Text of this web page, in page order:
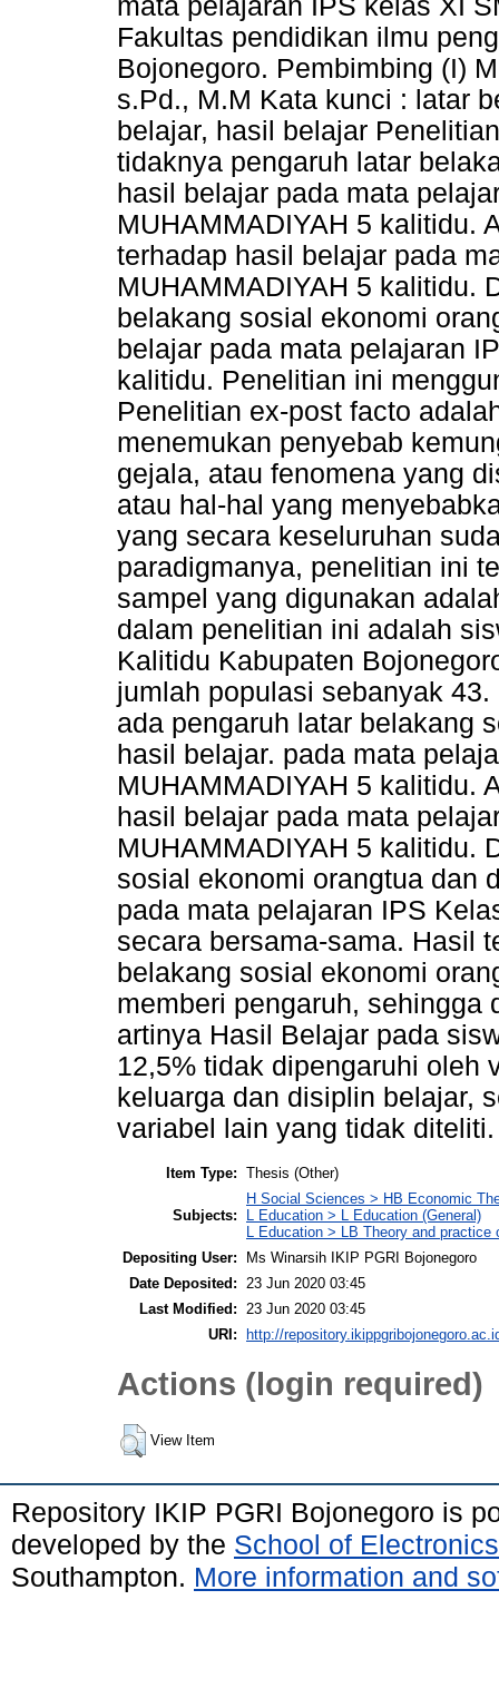
mata pelajaran IPS kelas XI
Fakultas pendidikan ilmu
Bojonegoro. Pembimbing (I)
s.Pd., M.M Kata kunci : latar
belajar, hasil belajar
tidaknya pengaruh latar
hasil belajar pada mata
MUHAMMADIYAH 5 kalitidu.
terhadap hasil belajar pada
MUHAMMADIYAH 5 kalitidu.
belakang sosial ekonomi
belajar pada mata pelajaran
kalitidu. Penelitian ini
Penelitian ex-post facto
menemukan penyebab
gejala, atau fenomena yang
atau hal-hal yang
yang secara keseluruhan
paradigmanya, penelitian ini
sampel yang digunakan
dalam penelitian ini adalah
Kalitidu Kabupaten
jumlah populasi sebanyak
ada pengaruh latar belakang
hasil belajar. pada mata
MUHAMMADIYAH 5 kalitidu.
hasil belajar pada mata
MUHAMMADIYAH 5 kalitidu.
sosial ekonomi orangtua dan
pada mata pelajaran IPS
secara bersama-sama. Hasil
belakang sosial ekonomi
memberi pengaruh, sehingga
artinya Hasil Belajar pada
12,5% tidak dipengaruhi oleh
keluarga dan disiplin belajar,
variabel lain yang tidak diteliti.
Item Type: Thesis (Other)
Subjects:
H Social Sciences > HB Economic
L Education > L Education (General)
L Education > LB Theory and
Depositing User:
Ms Winarsih IKIP PGRI Bojonegoro
Date Deposited:
23 Jun 2020 03:45
Last Modified:
23 Jun 2020 03:45
URI:
http://
Actions (login required)
View Item
Repository IKIP PGRI Bojonegoro is
developed by the School of
Southampton. More information and